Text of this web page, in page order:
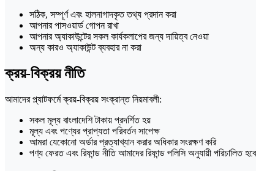
সঠিক, সম্পূর্ণ এবং হালনাগাদকৃত তথ্য প্রদান করা
আপনার পাসওয়ার্ড গোপন রাখা
আপনার অ্যাকাউন্টের সকল কার্যকলাপের জন্য দায়িত্ব নেওয়া
অন্য কারও অ্যাকাউন্ট ব্যবহার না করা
ক্রয়-বিক্রয় নীতি
আমাদের প্ল্যাটফর্মে ক্রয়-বিক্রয় সংক্রান্ত নিয়মাবলী:
সকল মূল্য বাংলাদেশি টাকায় প্রদর্শিত হয়
মূল্য এবং পণ্যের প্রাপ্যতা পরিবর্তন সাপেক্ষ
আমরা যেকোনো অর্ডার প্রত্যাখ্যান করার অধিকার সংরক্ষণ করি
পণ্য ফেরত এবং রিফান্ড নীতি আমাদের রিফান্ড পলিসি অনুযায়ী পরিচালিত হবে